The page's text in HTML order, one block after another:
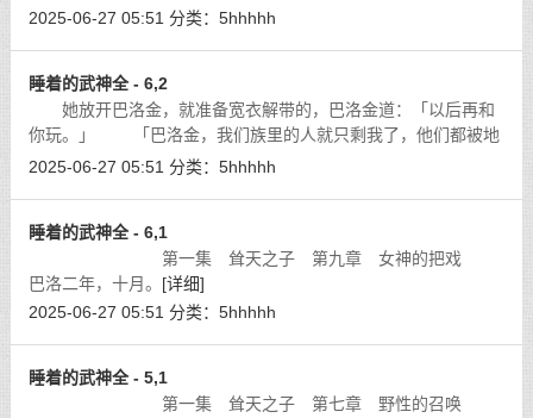
＊＊＊＊＊＊＊＊＊＊＊＊＊ [详细]
2025-06-27 05:51 分类： 5hhhhh
睡着的武神全 - 6,2
她放开巴洛金，就准备宽衣解带的，巴洛金道：「以后再和
你玩。」 「巴洛金，我们族里的人就只剩我了，他们都被地
火烧死了。嗯，为何不见泸澌和泸泾？他们不是和你一起出去的
2025-06-27 05:51 分类： 5hhhhh
睡着的武神全 - 6,1
第一集 耸天之子 第九章 女神的把戏
巴洛二年，十月。 [详细]
2025-06-27 05:51 分类： 5hhhhh
睡着的武神全 - 5,1
第一集 耸天之子 第七章 野性的召唤